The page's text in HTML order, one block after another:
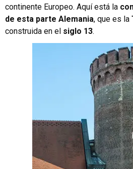
continente Europeo. Aquí está la
de esta parte Alemania, que es la
construida en el siglo 13.